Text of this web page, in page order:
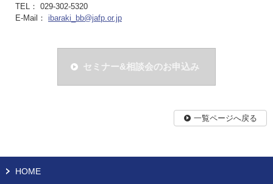
TEL： 029-302-5320
E-Mail： ibaraki_bb@jafp.or.jp
セミナー&相談会のお申込み
一覧ページへ戻る
HOME